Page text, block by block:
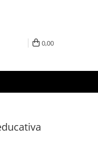
0,00